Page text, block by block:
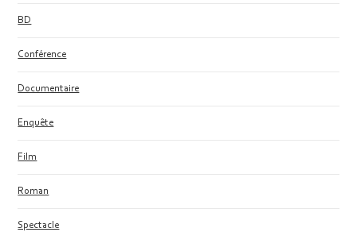
BD
Conférence
Documentaire
Enquête
Film
Roman
Spectacle